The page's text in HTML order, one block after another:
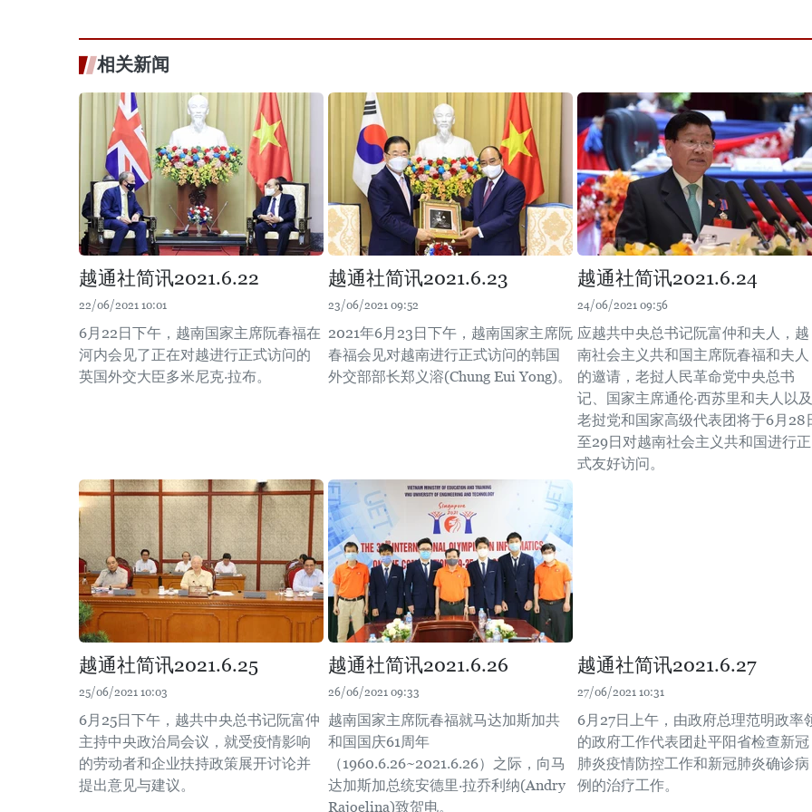
相关新闻
越通社简讯2021.6.22
22/06/2021 10:01
6月22日下午，越南国家主席阮春福在
河内会见了正在对越进行正式访问的
英国外交大臣多米尼克·拉布。
越通社简讯2021.6.23
23/06/2021 09:52
2021年6月23日下午，越南国家主席阮
春福会见对越南进行正式访问的韩国
外交部部长郑义溶(Chung Eui Yong)。
越通社简讯2021.6.24
24/06/2021 09:56
应越共中央总书记阮富仲和夫人，越
南社会主义共和国主席阮春福和夫人
的邀请，老挝人民革命党中央总书
记、国家主席通伦·西苏里和夫人以及
老挝党和国家高级代表团将于6月28
至29日对越南社会主义共和国进行正
式友好访问。
越通社简讯2021.6.25
25/06/2021 10:03
6月25日下午，越共中央总书记阮富仲
主持中央政治局会议，就受疫情影响
的劳动者和企业扶持政策展开讨论并
提出意见与建议。
越通社简讯2021.6.26
26/06/2021 09:33
越南国家主席阮春福就马达加斯加共
和国国庆61周年
（1960.6.26~2021.6.26）之际，向马
达加斯加总统安德里·拉乔利纳(Andry
Rajoelina)致贺电。
越通社简讯2021.6.27
27/06/2021 10:31
6月27日上午，由政府总理范明政率
的政府工作代表团赴平阳省检查新冠
肺炎疫情防控工作和新冠肺炎确诊病
例的治疗工作。